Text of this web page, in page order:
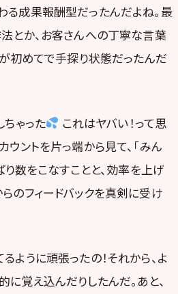
る成果報酬型だったんだよね。最
とか、お客さんへの丁寧な言葉
初めてで手探り状態だったんだ
ゃった
これはヤバい！って思
ントを片っ端から見て、「みん
り数をこなすことと、効率を上げ
のフィードバックを真剣に受け
ように頑張ったの！それから、よ
覚え込んだりしたんだ。あと、